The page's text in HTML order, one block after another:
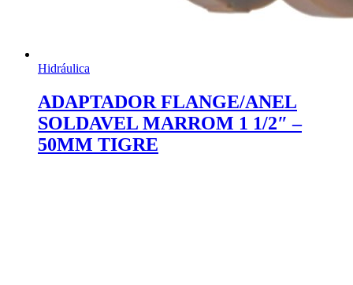
Hidráulica
ADAPTADOR FLANGE/ANEL
SOLDAVEL MARROM 1 1/2″ –
50MM TIGRE